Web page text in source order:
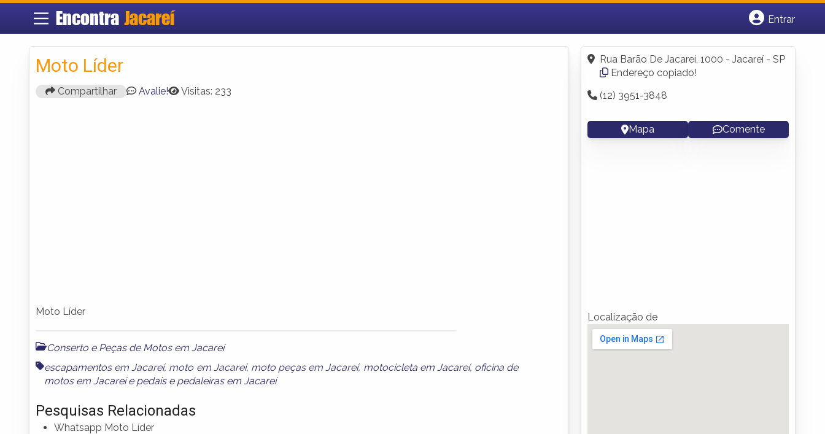
Encontra Jacareí
Entrar
Fazer login
Criar conta
Moto Líder
Compartilhar Avalie! Visitas: 233
Moto Líder
Conserto e Peças de Motos em Jacareí
escapamentos em Jacareí, moto em Jacareí, moto peças em Jacareí, motocicleta em Jacareí, oficina de
motos em Jacareíe pedais e pedaleiras em Jacareí
Pesquisas Relacionadas
Whatsapp Moto Líder
Rua Barão De Jacareí, 1000 - Jacareí - SP
Endereço copiado!
(12) 3951-3848
Mapa Comente
Localização de